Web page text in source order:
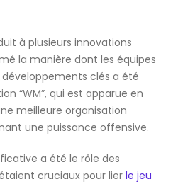
à plusieurs innovations
la manière dont les équipes
développements clés a été
“WM”, qui est apparue en
meilleure organisation
une puissance offensive.
a été le rôle des
cruciaux pour lier le jeu